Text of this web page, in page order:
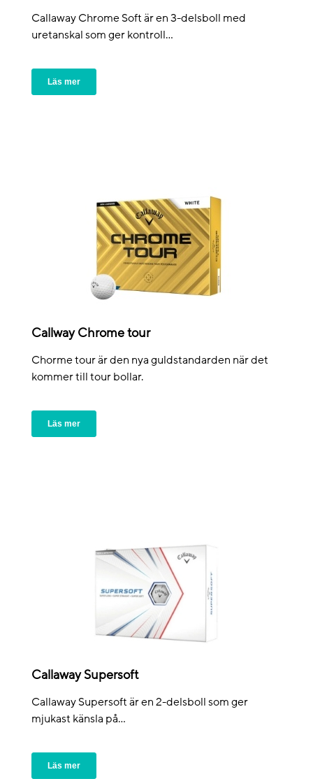
Callaway Chrome Soft är en 3-delsboll med
uretanskal som ger kontroll...
Läs mer
Callway Chrome tour
Chorme tour är den nya guldstandarden när det
kommer till tour bollar.
Läs mer
Callaway Supersoft
Callaway Supersoft är en 2-delsboll som ger
mjukast känsla på...
Läs mer